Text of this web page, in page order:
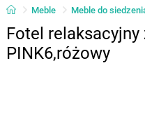
Meble Meble do
Fotel
PINK6,różowy